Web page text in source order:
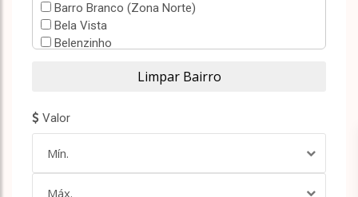
Barro Branco (Zona Norte)
Bela Vista
Belenzinho
Brooklin Paulista
Campos Elíseos
Canindé
Valor
Mín.
Máx.